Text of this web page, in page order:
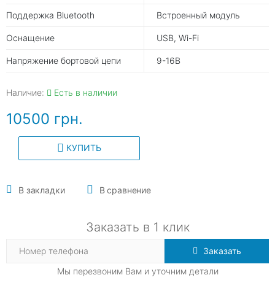
Поддержка Bluetooth Встроенный модуль
Оснащение USB, Wi-Fi
Напряжение бортовой цепи 9-16В
Наличие: Есть в наличии
10500 грн.
КУПИТЬ
В закладки В сравнение
Заказать в 1 клик
Заказать
Мы перезвоним Вам и уточним детали